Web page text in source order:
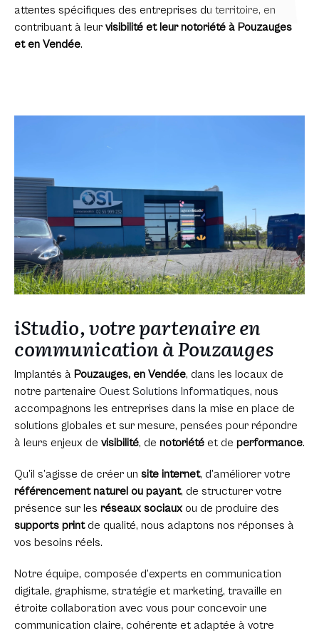
attentes spécifiques des entreprises du territoire, en
contribuant à leur visibilité et leur notoriété à Pouzauges
et en Vendée.
iStudio, votre partenaire en
communication à Pouzauges
Implantés à Pouzauges, en Vendée, dans les locaux de
notre partenaire Ouest Solutions Informatiques, nous
accompagnons les entreprises dans la mise en place de
solutions globales et sur mesure, pensées pour répondre
à leurs enjeux de visibilité, de notoriétéet de performance.
Qu’il s’agisse de créer un site internet, d’améliorer votre
référencement naturel ou payant, de structurer votre
présence sur les réseaux sociauxou de produire des
supports printde qualité, nous adaptons nos réponses à
vos besoins réels.
Notre équipe, composée d’experts en communication
digitale, graphisme, stratégie et marketing, travaille en
étroite collaboration avec vous pour concevoir une
communication claire, cohérente et adaptée à votre